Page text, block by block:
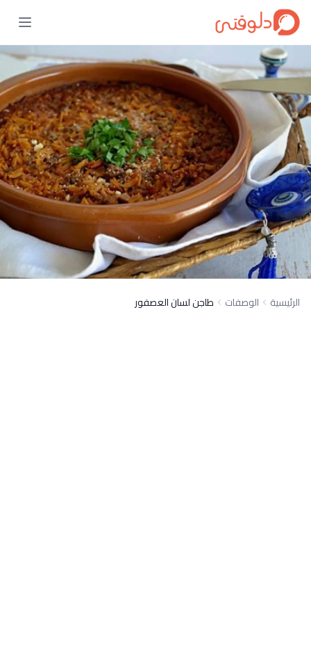
الرئيسية الوصفات طاجن لسان العصفور